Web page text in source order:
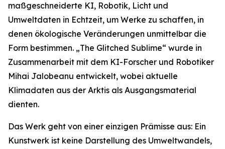
maßgeschneiderte KI, Robotik, Licht und
Umweltdaten in Echtzeit, um Werke zu schaffen, in
denen ökologische Veränderungen unmittelbar die
Form bestimmen. „The Glitched Sublime“ wurde in
Zusammenarbeit mit dem KI-Forscher und Robotiker
Mihai Jalobeanu entwickelt, wobei aktuelle
Klimadaten aus der Arktis als Ausgangsmaterial
dienten.
Das Werk geht von einer einzigen Prämisse aus: Ein
Kunstwerk ist keine Darstellung des Umweltwandels,